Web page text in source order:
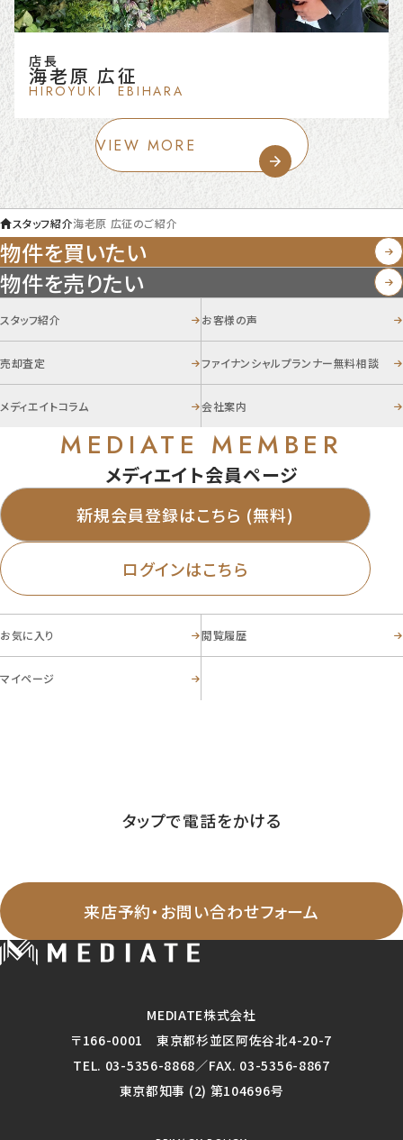
店長
海老原 広征
HIROYUKI EBIHARA
VIEW MORE
スタッフ紹介海老原 広征のご紹介
物件を買いたい
物件を売りたい
スタッフ紹介 お客様の声
売却査定 ファイナンシャルプランナー無料相談
メディエイトコラム 会社案内
MEDIATE MEMBER
メディエイト会員ページ
新規会員登録はこちら (無料)
ログインはこちら
お気に入り 閲覧履歴
マイページ
タップで電話をかける
来店予約・お問い合わせフォーム
MEDIATE株式会社
〒166-0001 東京都杉並区阿佐谷北4-20-7
TEL. 03-5356-8868／FAX. 03-5356-8867
東京都知事 (2) 第104696号